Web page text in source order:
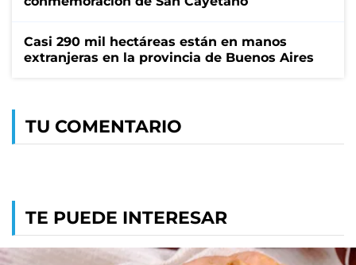
Casi 290 mil hectáreas están en manos
extranjeras en la provincia de Buenos Aires
TU COMENTARIO
TE PUEDE INTERESAR